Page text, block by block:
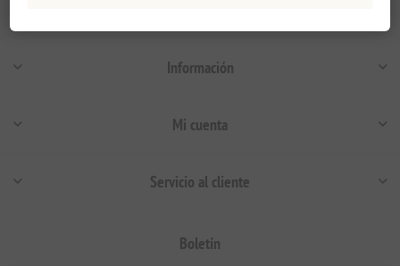
Información
Mi cuenta
Servicio al cliente
Boletín